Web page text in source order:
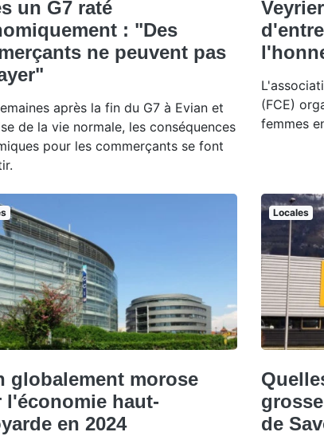
un G7 raté
: "Des
ne peuvent pas
après la fin du G7 à Evian et
de la vie normale, les conséquences
pour les commerçants se font
(FCE)
femmes
globalement morose
l'économie haut-
en 2024
Locales
de